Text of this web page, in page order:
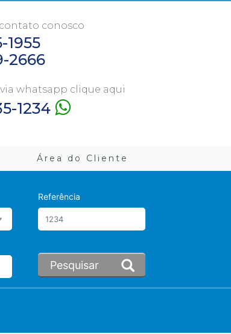
conosco
1955
2666
whatsapp clique aqui
1234
Área do Cliente
Referência